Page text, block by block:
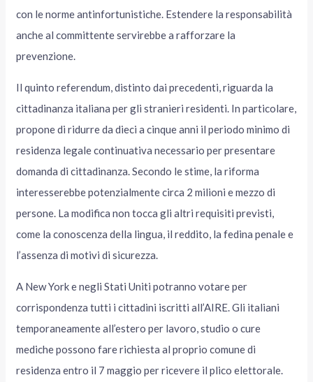
con le norme antinfortunistiche. Estendere la responsabilità
anche al committente servirebbe a rafforzare la
prevenzione.
Il quinto referendum, distinto dai precedenti, riguarda la
cittadinanza italiana per gli stranieri residenti. In particolare,
propone di ridurre da dieci a cinque anni il periodo minimo di
residenza legale continuativa necessario per presentare
domanda di cittadinanza. Secondo le stime, la riforma
interesserebbe potenzialmente circa 2 milioni e mezzo di
persone. La modifica non tocca gli altri requisiti previsti,
come la conoscenza della lingua, il reddito, la fedina penale e
l’assenza di motivi di sicurezza.
A New York e negli Stati Uniti potranno votare per
corrispondenza tutti i cittadini iscritti all’AIRE. Gli italiani
temporaneamente all’estero per lavoro, studio o cure
mediche possono fare richiesta al proprio comune di
residenza entro il 7 maggio per ricevere il plico elettorale.